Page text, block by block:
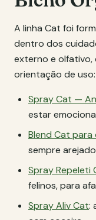
A linha Cat foi
dentro dos
externo e olfativo,
orientação de uso:
Spray Cat —
estar
Blend Cat para
sempre
Spray Repeleti
felinos, para
Spray Aliv Cat: